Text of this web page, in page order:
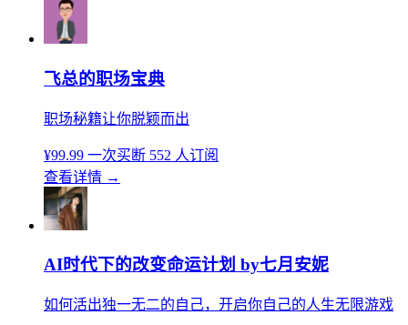
飞总的职场宝典
职场秘籍让你脱颖而出
¥99.99 一次买断 552 人订阅
查看详情 →
AI时代下的改变命运计划 by七月安妮
如何活出独一无二的自己，开启你自己的人生无限游戏